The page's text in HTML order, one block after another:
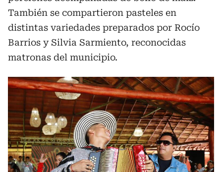
También se compartieron pasteles en
distintas variedades preparados por Rocío
Barrios y Silvia Sarmiento, reconocidas
matronas del municipio.